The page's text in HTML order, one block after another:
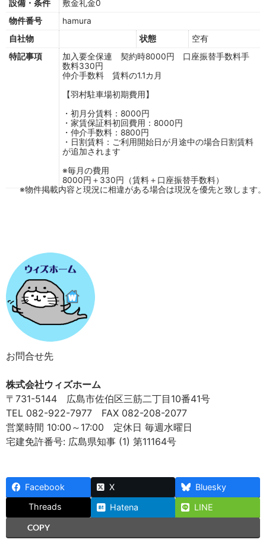
設備・条件
敷金礼金0
物件番号
hamura
自社物
状態
空有
特記事項
加入要全保連 契約時8000円 口座振替手数料手
数料330円
仲介手数料 賃料の1.1カ月
【羽村駐車場初期費用】
・初月分賃料：8000円
・家賃保証料初回費用：8000円
・仲介手数料：8800円
・日割賃料：ご利用開始日が月途中の場合日割賃料
が追加されます
※毎月の費用
8000円＋330円（賃料＋口座振替手数料）
※物件掲載内容と現況に相違がある場合は現況を優先と致します。
お問合せ先
株式会社ウィズホーム
〒731-5144 広島市佐伯区三筋二丁目10番41号
TEL 082-922-7977 FAX 082-208-2077
営業時間 10:00～17:00 定休日 毎週水曜日
宅建免許番号: 広島県知事 (1) 第11164号
Facebook X
Bluesky
Threads
Hatena
LINE
COPY